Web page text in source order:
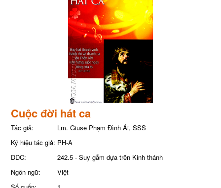
Cuộc đời hát ca
Tác giả:
Lm. Giuse Phạm Đình Ái, SSS
Ký hiệu tác giả: PH-A
DDC:
242.5 - Suy gẫm dựa trên Kinh thánh
Ngôn ngữ:
Việt